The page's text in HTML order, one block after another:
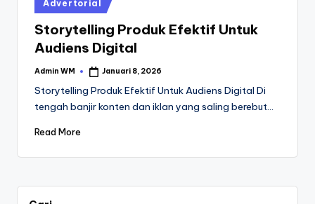
in
Advertorial
Storytelling Produk Efektif Untuk
Audiens Digital
Posted
Admin WM Januari 8, 2026
Storytelling Produk Efektif Untuk Audiens Digital Di
tengah banjir konten dan iklan yang saling berebut…
Read More